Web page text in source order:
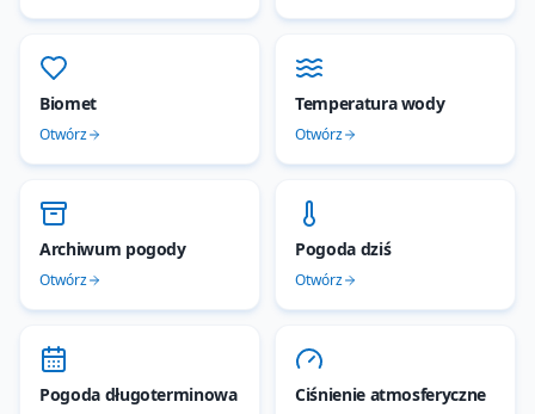
Biomet
Otwórz
Temperatura wody
Otwórz
Archiwum pogody
Otwórz
Pogoda dziś
Otwórz
Pogoda długoterminowa Ciśnienie atmosferyczne